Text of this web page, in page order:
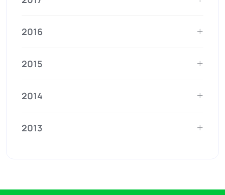
2016
2015
2014
2013